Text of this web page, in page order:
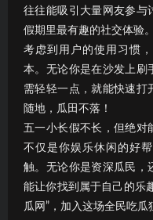
往往能吸引大量网友参与
假期里最有趣的社交体验。
考虑到用户的使用习惯
本。无论你是在沙发上刷
需轻轻一点，就能快速打
随地，瓜田不落！
五一小长假不长，但绝对
不仅是你娱乐休闲的好
触。无论你是资深瓜民，
能让你找到属于自己的乐
瓜网”，加入这场全民吃瓜